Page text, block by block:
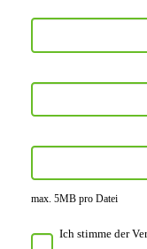
max. 5MB pro Datei
Ich stimme der